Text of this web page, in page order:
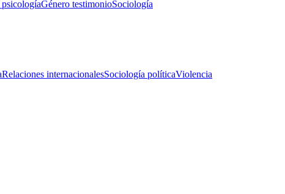
Género testimonioSociología
Relaciones internacionalesSociología políticaViolencia